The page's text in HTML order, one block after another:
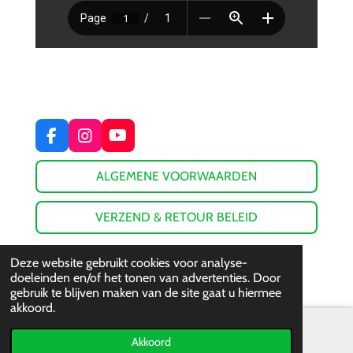
Deze website gebruikt cookies voor analyse-
doeleinden en/of het tonen van advertenties. Door
gebruik te blijven maken van de site gaat u hiermee
akkoord.
Akkoord
F
a
b
o
k
I
n
a
r
a
m
Y
o
u
u
b
e
ALGEMENE VOORWAARDEN
VERZEND & RETOUR BELEID
© 2023 - 2026 De Groot Sport
Powered by JouwWeb
E-mailadres